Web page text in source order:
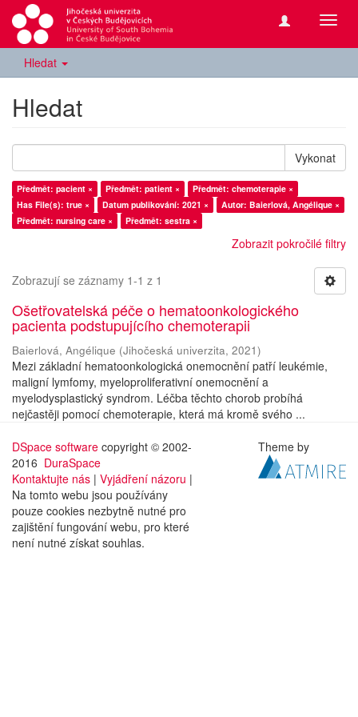
Hledat
Hledat
Vykonat
Předmět: pacient × Předmět: patient ×
Předmět: chemoterapie ×
Has File(s): true ×
Datum publikování: 2021 ×
Autor: Baierlová, Angélique ×
Předmět: nursing care ×
Předmět: sestra ×
Zobrazit pokročilé filtry
Zobrazují se záznamy 1-1 z 1
Ošetřovatelská péče o hematoonkologického
pacienta podstupujícího chemoterapii
Baierlová, Angélique (Jihočeská univerzita, 2021)
Mezi základní hematoonkologická onemocnění patří leukémie,
maligní lymfomy, myeloproliferativní onemocnění a
myelodysplastický syndrom. Léčba těchto chorob probíhá
nejčastěji pomocí chemoterapie, která má kromě svého ...
DSpace software copyright © 2002-
2016 DuraSpace
Kontaktujte nás | Vyjádření názoru |
Na tomto webu jsou používány
pouze cookies nezbytně nutné pro
zajištění fungování webu, pro které
není nutné získat souhlas.
Theme by